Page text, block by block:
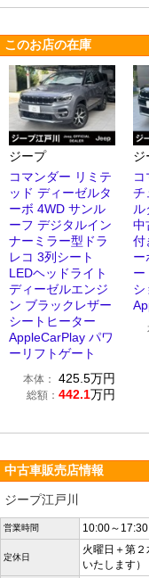
このお店の在庫
ジープ
コマンダー リミテ
ッド ディーゼルタ
ーボ 4WD サンル
ーフ デジタルイン
ナーミラー型ドラ
レコ 3列シート
LEDヘッドライト
ディーゼルエンジ
ン ブラックレザー
シートヒーター
AppleCarPlay パワ
ーリフトゲート
本体： 425.5万円
総額： 442.1万円
ジ
チ
中
付
中古車販売店情報
ジープ江戸川
営業時間 10:00～17:30
定休日
火曜日＋第
いたします）